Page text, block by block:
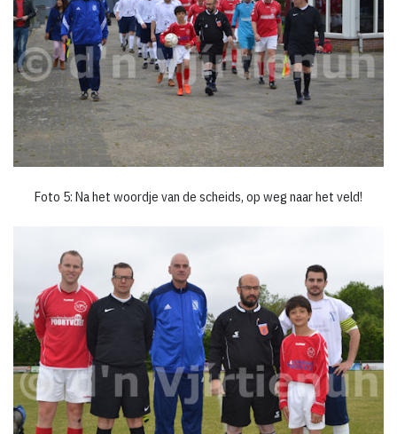
Foto 5: Na het woordje van de scheids, op weg naar het veld!